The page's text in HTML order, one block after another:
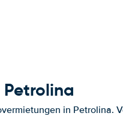
in Petrolina.